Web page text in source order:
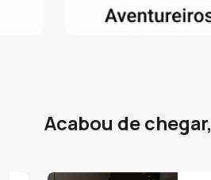
Acabou de chegar,